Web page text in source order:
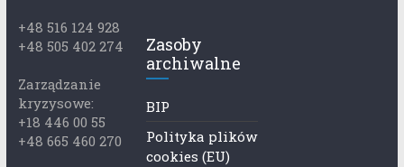
+48 516 124 928
+48 505 402 274
Zarządzanie
kryzysowe:
+18 446 00 55
+48 665 460 270
Zasoby
archiwalne
BIP
Polityka plików
cookies (EU)